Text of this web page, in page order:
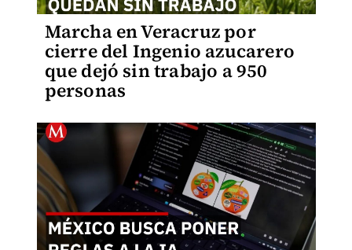
Marcha en Veracruz por
cierre del Ingenio azucarero
que dejó sin trabajo a 950
personas